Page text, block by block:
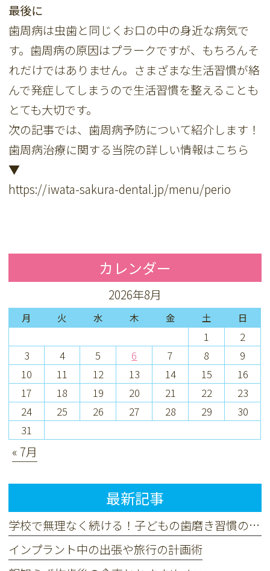
最後に
歯周病は虫歯と同じくお口の中の身近な病気で
す。歯周病の原因はプラークですが、もちろんそ
れだけではありません。さまざまな生活習慣が絡
んで発症してしまうので生活習慣を整えることも
とても大切です。
次の記事では、歯周病予防について紹介します！
歯周病治療に関する当院の詳しい情報はこちら
▼
https://iwata-sakura-dental.jp/menu/perio
カレンダー
2026年8月
月 火 水 木 金 土 日
1
2
3
4 5 6 7 8
9
10
11 12 13 14 15
16
17
18 19 20 21 22
23
24
25 26 27 28 29
30
31
« 7月
最新記事
学校で無理なく続ける！子どもの歯磨き習慣のコツ
インプラント中の出張や旅行の計画術